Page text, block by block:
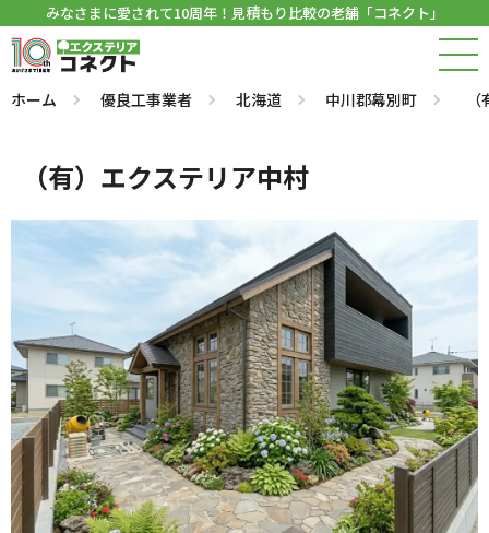
みなさまに愛されて10周年！見積もり比較の老舗「コネクト」
ホーム 優良工事業者 北海道 中川郡幕別町
（有）エクステリア中村